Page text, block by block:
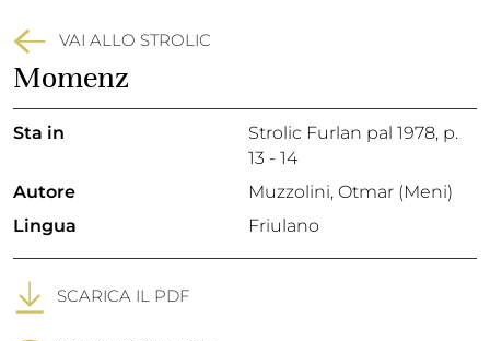
VAI ALLO STROLIC
Momenz
Sta in Strolic Furlan pal 1978, p.
13 - 14
Autore
Muzzolini, Otmar (Meni)
Lingua
Friulano
SCARICA IL PDF